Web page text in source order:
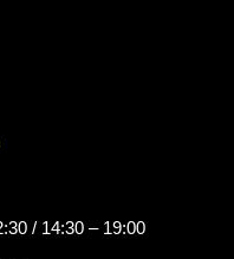
/ 14:30 – 19:00